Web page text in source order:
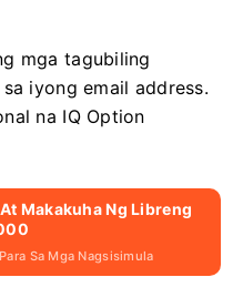
mga tagubiling
iyong email address.
na IQ Option
Makakuha Ng Libreng
Sa Mga Nagsisimula